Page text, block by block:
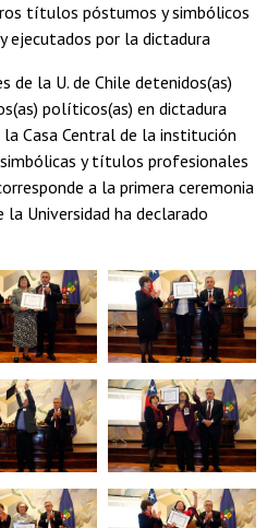
títulos póstumos y simbólicos
ejecutados por la dictadura
de la U. de Chile detenidos(as)
políticos(as) en dictadura
Casa Central de la institución
y títulos profesionales
a la primera ceremonia
Universidad ha declarado
Zoom
Zoom
Zoom